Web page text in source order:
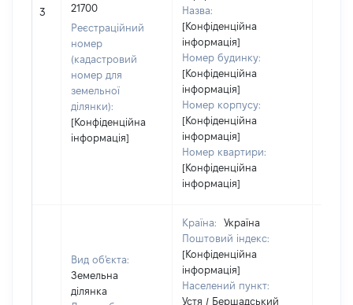
3
21700
Реєстраційний
номер
(кадастровий
номер для
земельної
ділянки):
[Конфіденційна
інформація]
Назва:
[Конфіденційна
інформація]
Номер будинку:
[Конфіденційна
інформація]
Номер корпусу:
[Конфіденційна
інформація]
Номер квартири:
[Конфіденційна
інформація]
Вид об'єкта:
Земельна
ділянка
Країна:
Україна
Поштовий індекс:
[Конфіденційна
інформація]
Населений пункт:
Устя / Бершадський